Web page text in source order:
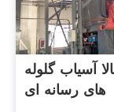
آسیاب گلوله
های رسانه ای